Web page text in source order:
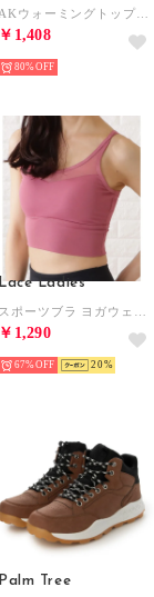
￥1,408
80%
Lace Ladies
￥1,290
67% 20
Palm Tree